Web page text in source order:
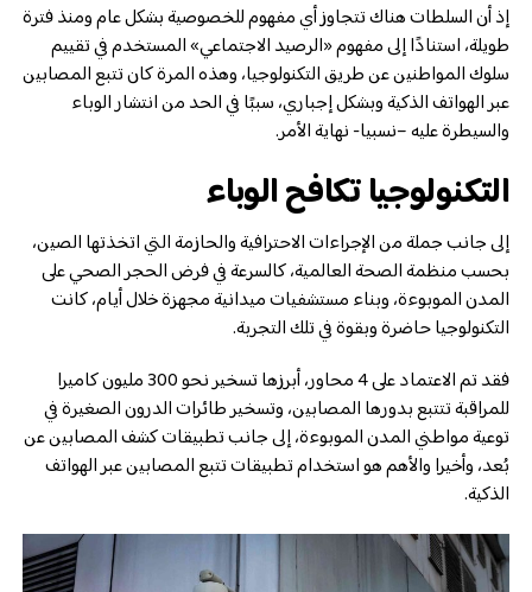
إذ أن السلطات هناك تتجاوز أي مفهوم للخصوصية بشكل عام ومنذ فترة
طويلة، استنادًا إلى مفهوم «الرصيد الاجتماعي» المستخدم في تقييم
سلوك المواطنين عن طريق التكنولوجيا، وهذه المرة كان تتبع المصابين
عبر الهواتف الذكية وبشكل إجباري، سببًا في الحد من انتشار الوباء
والسيطرة عليه –نسبيا- نهاية الأمر.
التكنولوجيا تكافح الوباء
إلى جانب جملة من الإجراءات الاحترافية والحازمة التي اتخذتها الصين،
بحسب منظمة الصحة العالمية، كالسرعة في فرض الحجر الصحي على
المدن الموبوءة، وبناء مستشفيات ميدانية مجهزة خلال أيام، كانت
التكنولوجيا حاضرة وبقوة في تلك التجربة.
فقد تم الاعتماد على 4 محاور، أبرزها تسخير نحو 300 مليون كاميرا
للمراقبة تتتبع بدورها المصابين، وتسخير طائرات الدرون الصغيرة في
توعية مواطني المدن الموبوءة، إلى جانب تطبيقات كشف المصابين عن
بُعد، وأخيرا والأهم هو استخدام تطبيقات تتبع المصابين عبر الهواتف
الذكية.